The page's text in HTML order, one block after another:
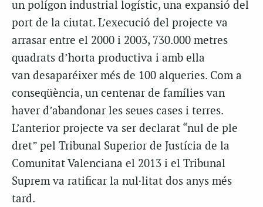
un polígon industrial logístic, una expansió del
port de la ciutat. L’execució del projecte va
arrasar entre el 2000 i 2003, 730.000 metres
quadrats d’horta productiva i amb ella
van desaparéixer més de 100 alqueries. Com a
conseqüència, un centenar de famílies van
haver d’abandonar les seues cases i terres.
L’anterior projecte va ser declarat “nul de ple
dret” pel Tribunal Superior de Justícia de la
Comunitat Valenciana el 2013 i el Tribunal
Suprem va ratificar la nul·litat dos anys més
tard.